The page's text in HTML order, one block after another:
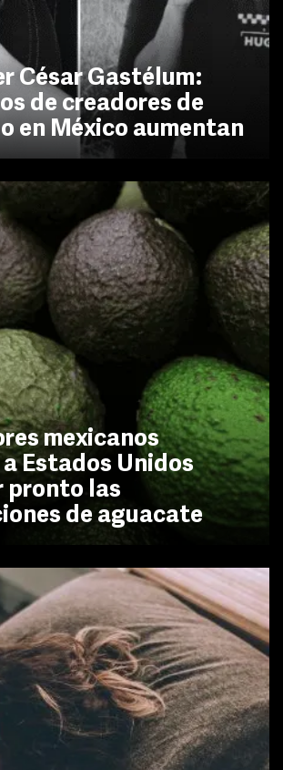
César Gastélum:
de creadores de
en México aumentan
mexicanos
Estados Unidos
pronto las
de aguacate